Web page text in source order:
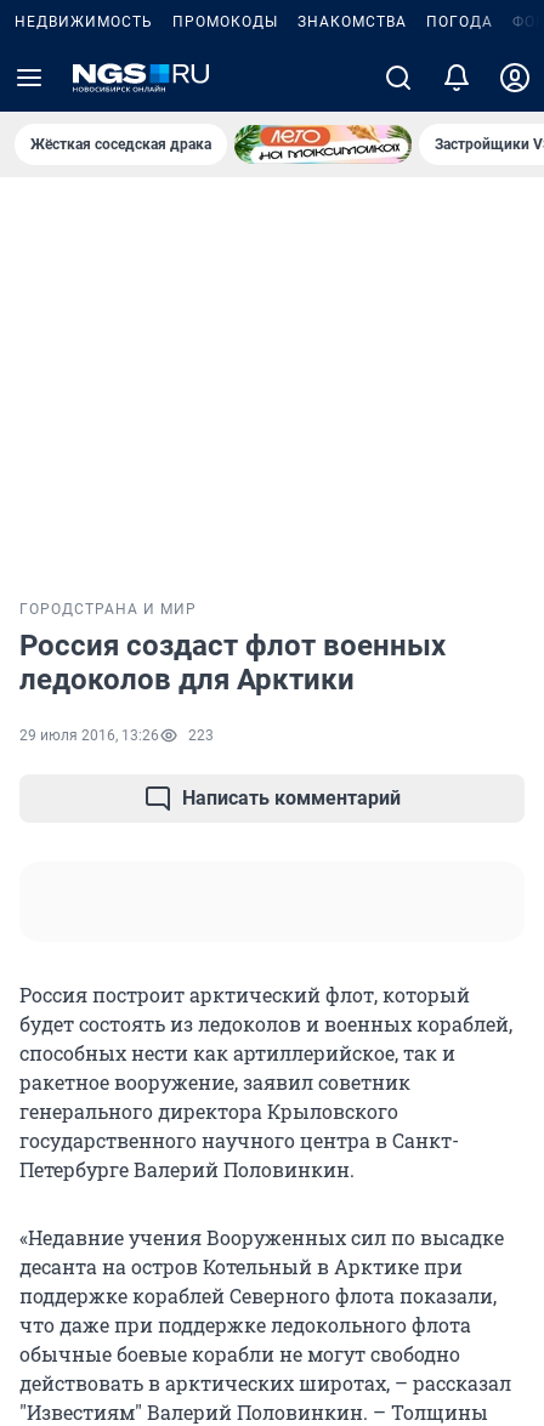
НЕДВИЖИМОСТЬ ПРОМОКОДЫ ЗНАКОМСТВА ПОГОДА
Жёсткая соседская драка Застройщики
ГОРОДСТРАНА И МИР
Россия создаст флот военных
ледоколов для Арктики
29 июля 2016, 13:26 223
Написать комментарий
Россия построит арктический флот, который
будет состоять из ледоколов и военных кораблей,
способных нести как артиллерийское, так и
ракетное вооружение, заявил советник
генерального директора Крыловского
государственного научного центра в Санкт-
Петербурге Валерий Половинкин.
«Недавние учения Вооруженных сил по высадке
десанта на остров Котельный в Арктике при
поддержке кораблей Северного флота показали,
что даже при поддержке ледокольного флота
обычные боевые корабли не могут свободно
действовать в арктических широтах, – рассказал
"Известиям" Валерий Половинкин. – Толщины